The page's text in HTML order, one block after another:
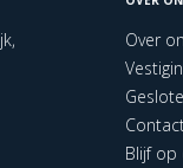
Over
Blijf op